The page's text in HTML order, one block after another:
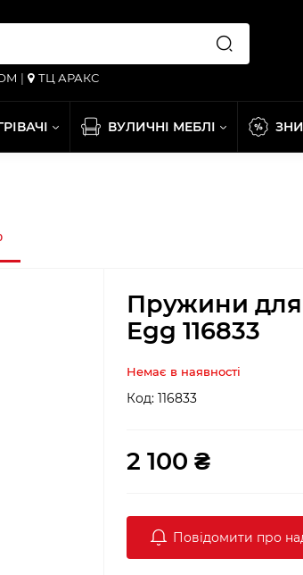
| ТЦ АРАКС
ВУЛИЧНІ МЕБЛІ
Пружини для
Egg 116833
Немає в наявності
Код: 116833
2 100 ₴
Повідомити про